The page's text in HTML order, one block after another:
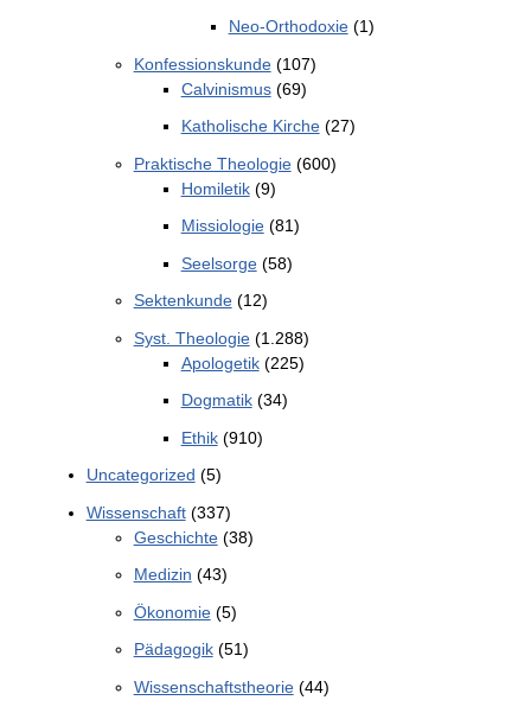
Neo-Orthodoxie(1)
Konfessionskunde(107)
Calvinismus(69)
Katholische Kirche(27)
Praktische Theologie(600)
Homiletik(9)
Missiologie(81)
Seelsorge(58)
Sektenkunde(12)
Syst. Theologie(1.288)
Apologetik(225)
Dogmatik(34)
Ethik(910)
Uncategorized (5)
Wissenschaft(337)
Geschichte(38)
Medizin (43)
Ökonomie(5)
Pädagogik(51)
Wissenschaftstheorie(44)